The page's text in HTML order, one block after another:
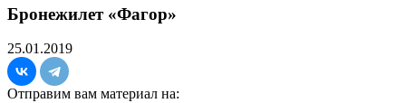
Бронежилет «Фагор»
25.01.2019
Отправим вам материал на: